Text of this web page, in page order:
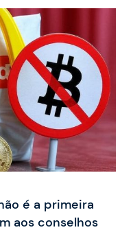
é a primeira
aos conselhos